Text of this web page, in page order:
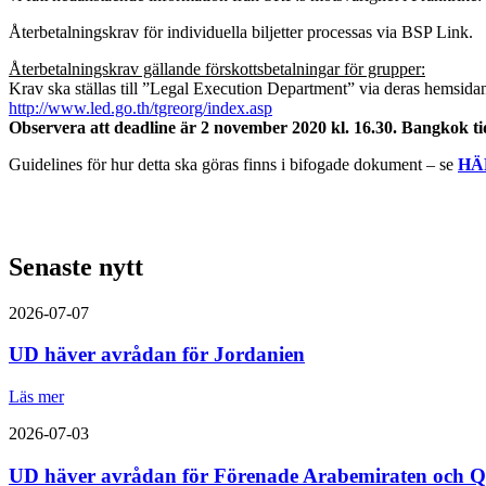
Återbetalningskrav för individuella biljetter processas via BSP Link.
Återbetalningskrav gällande förskottsbetalningar för grupper:
Krav ska ställas till ”Legal Execution Department” via deras
http://www.led.go.th/tgreorg/index.asp
Observera att deadline är 2 november 2020 kl. 16.30. Bangkok
Guidelines för hur detta ska göras finns i bifogade dokument – se
Senaste nytt
2026-07-07
UD häver avrådan för Jordanien
Läs mer
2026-07-03
UD häver avrådan för Förenade Arabemiraten och